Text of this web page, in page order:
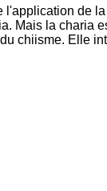
de
Mais la charia
chiisme. Elle